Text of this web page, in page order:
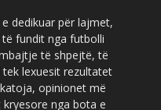
dedikuar për lajmet,
fundit nga futbolli
të shpejtë, të
lexuesit rezultatet
opinionet më
nga bota e